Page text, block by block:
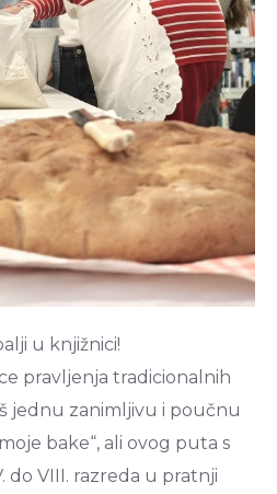
u knjižnici!
pravljenja tradicionalnih
jednu zanimljivu i poučnu
bake“, ali ovog puta s
do VIII. razreda u pratnji